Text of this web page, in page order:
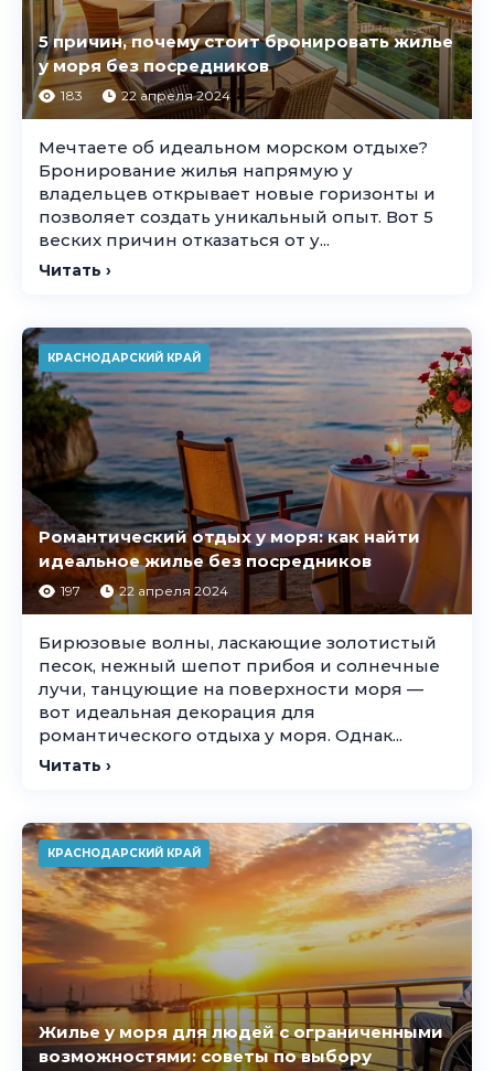
5 причин, почему стоит бронировать жилье
у моря без посредников
183 22 апреля 2024
Мечтаете об идеальном морском отдыхе?
Бронирование жилья напрямую у
владельцев открывает новые горизонты и
позволяет создать уникальный опыт. Вот 5
веских причин отказаться от у...
Читать ›
КРАСНОДАРСКИЙ КРАЙ
Романтический отдых у моря: как найти
идеальное жилье без посредников
197 22 апреля 2024
Бирюзовые волны, ласкающие золотистый
песок, нежный шепот прибоя и солнечные
лучи, танцующие на поверхности моря —
вот идеальная декорация для
романтического отдыха у моря. Однак...
Читать ›
КРАСНОДАРСКИЙ КРАЙ
Жилье у моря для людей с ограниченными
возможностями: советы по выбору